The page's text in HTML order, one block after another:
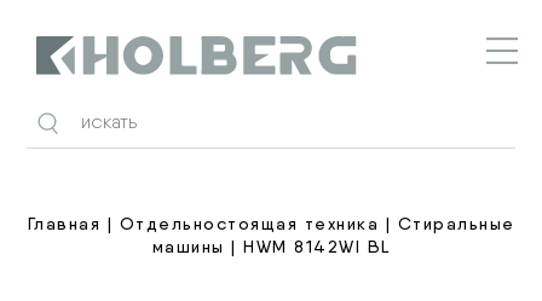
Главная | Отдельностоящая техника | Стиральные
машины | HWM 8142WI BL